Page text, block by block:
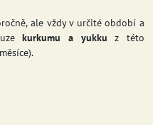
ale vždy v určité období a
kurkumu a yukku z této